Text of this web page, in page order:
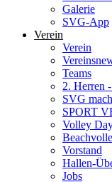
Galerie
SVG-App
Verein
Verein
Teams
2. Herren
SVG
SPORT
Volley
Vorstand
Hallen-
Jobs